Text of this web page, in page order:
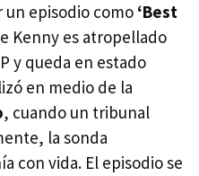
un episodio como ‘Best
Kenny es atropellado
y queda en estado
en medio de la
, cuando un tribunal
la sonda
con vida. El episodio se